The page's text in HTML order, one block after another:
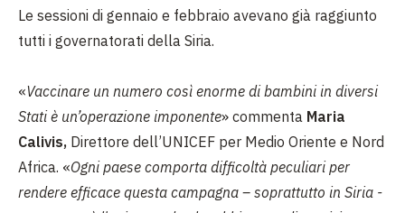
Le sessioni di gennaio e febbraio avevano già raggiunto
tutti i governatorati della Siria.
«Vaccinare un numero così enorme di bambini in diversi
Stati è un’operazione imponente» commenta Maria
Calivis, Direttore dell’UNICEF per Medio Oriente e Nord
Africa. «Ogni paese comporta difficoltà peculiari per
rendere efficace questa campagna – soprattutto in Siria -